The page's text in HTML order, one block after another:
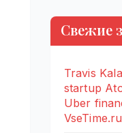
Свежие
Travis
startup
Uber
VseTime.ru